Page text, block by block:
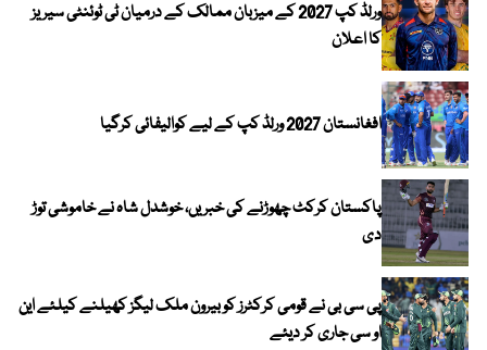
ورلڈ کپ 2027 کے میزبان ممالک کے درمیان ٹی ٹوئنٹی سیریز
کا اعلان
افغانستان 2027 ورلڈ کپ کے لیے کوالیفائی کرگیا
پاکستان کرکٹ چھوڑنے کی خبریں، خوشدل شاہ نے خاموشی توڑ
دی
پی سی بی نے قومی کرکٹرز کو بیرون ملک لیگز کھیلنے کیلئے این
او سی جاری کر دیئے